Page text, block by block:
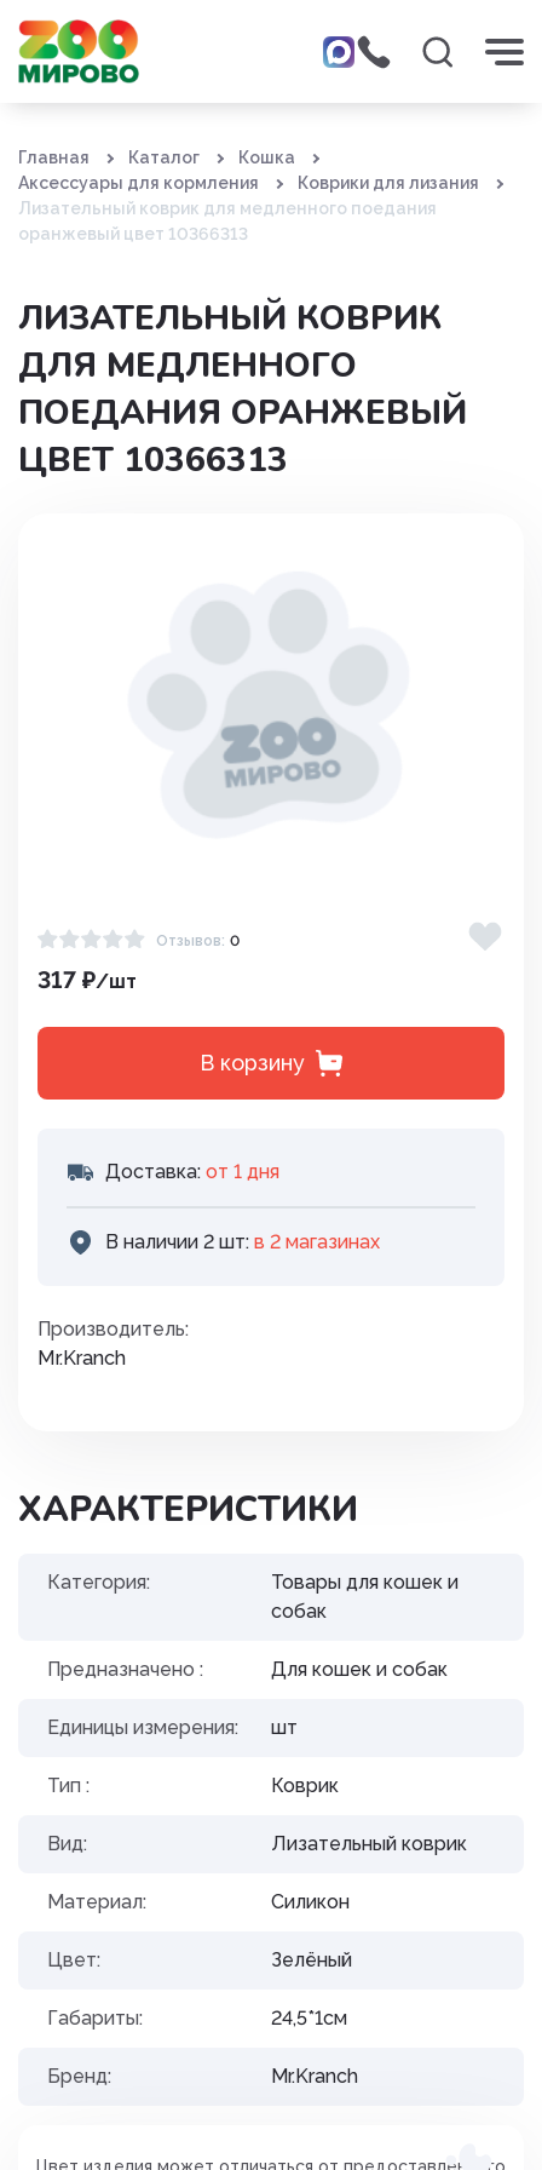
Главная Каталог
Кошка
Аксессуары для кормления
Коврики для лизания
Лизательный коврик для медленного поедания
оранжевый цвет 10366313
ЛИЗАТЕЛЬНЫЙ КОВРИК
ДЛЯ МЕДЛЕННОГО
ПОЕДАНИЯ ОРАНЖЕВЫЙ
ЦВЕТ 10366313
Отзывов: 0
317 ₽/шт
В корзину
Доставка: от 1 дня
В наличии 2 шт: в 2 магазинах
Производитель:
Mr.Kranch
ХАРАКТЕРИСТИКИ
Категория:
Товары для кошек и
собак
Предназначено : Для кошек и собак
Единицы измерения: шт
Тип : Коврик
Вид: Лизательный коврик
Материал: Силикон
Цвет: Зелёный
Габариты: 24,5*1см
Бренд: Mr.Kranch